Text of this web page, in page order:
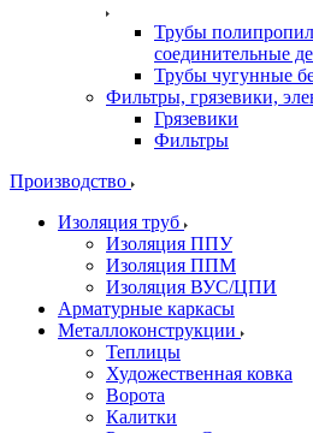
Трубы
соединительные
Трубы чугунные
Фильтры, грязевики,
Грязевики
Фильтры
Производство
Изоляция труб
Изоляция ППУ
Изоляция ППМ
Изоляция ВУС/ЦПИ
Арматурные каркасы
Металлоконструкции
Теплицы
Художественная ковка
Ворота
Калитки